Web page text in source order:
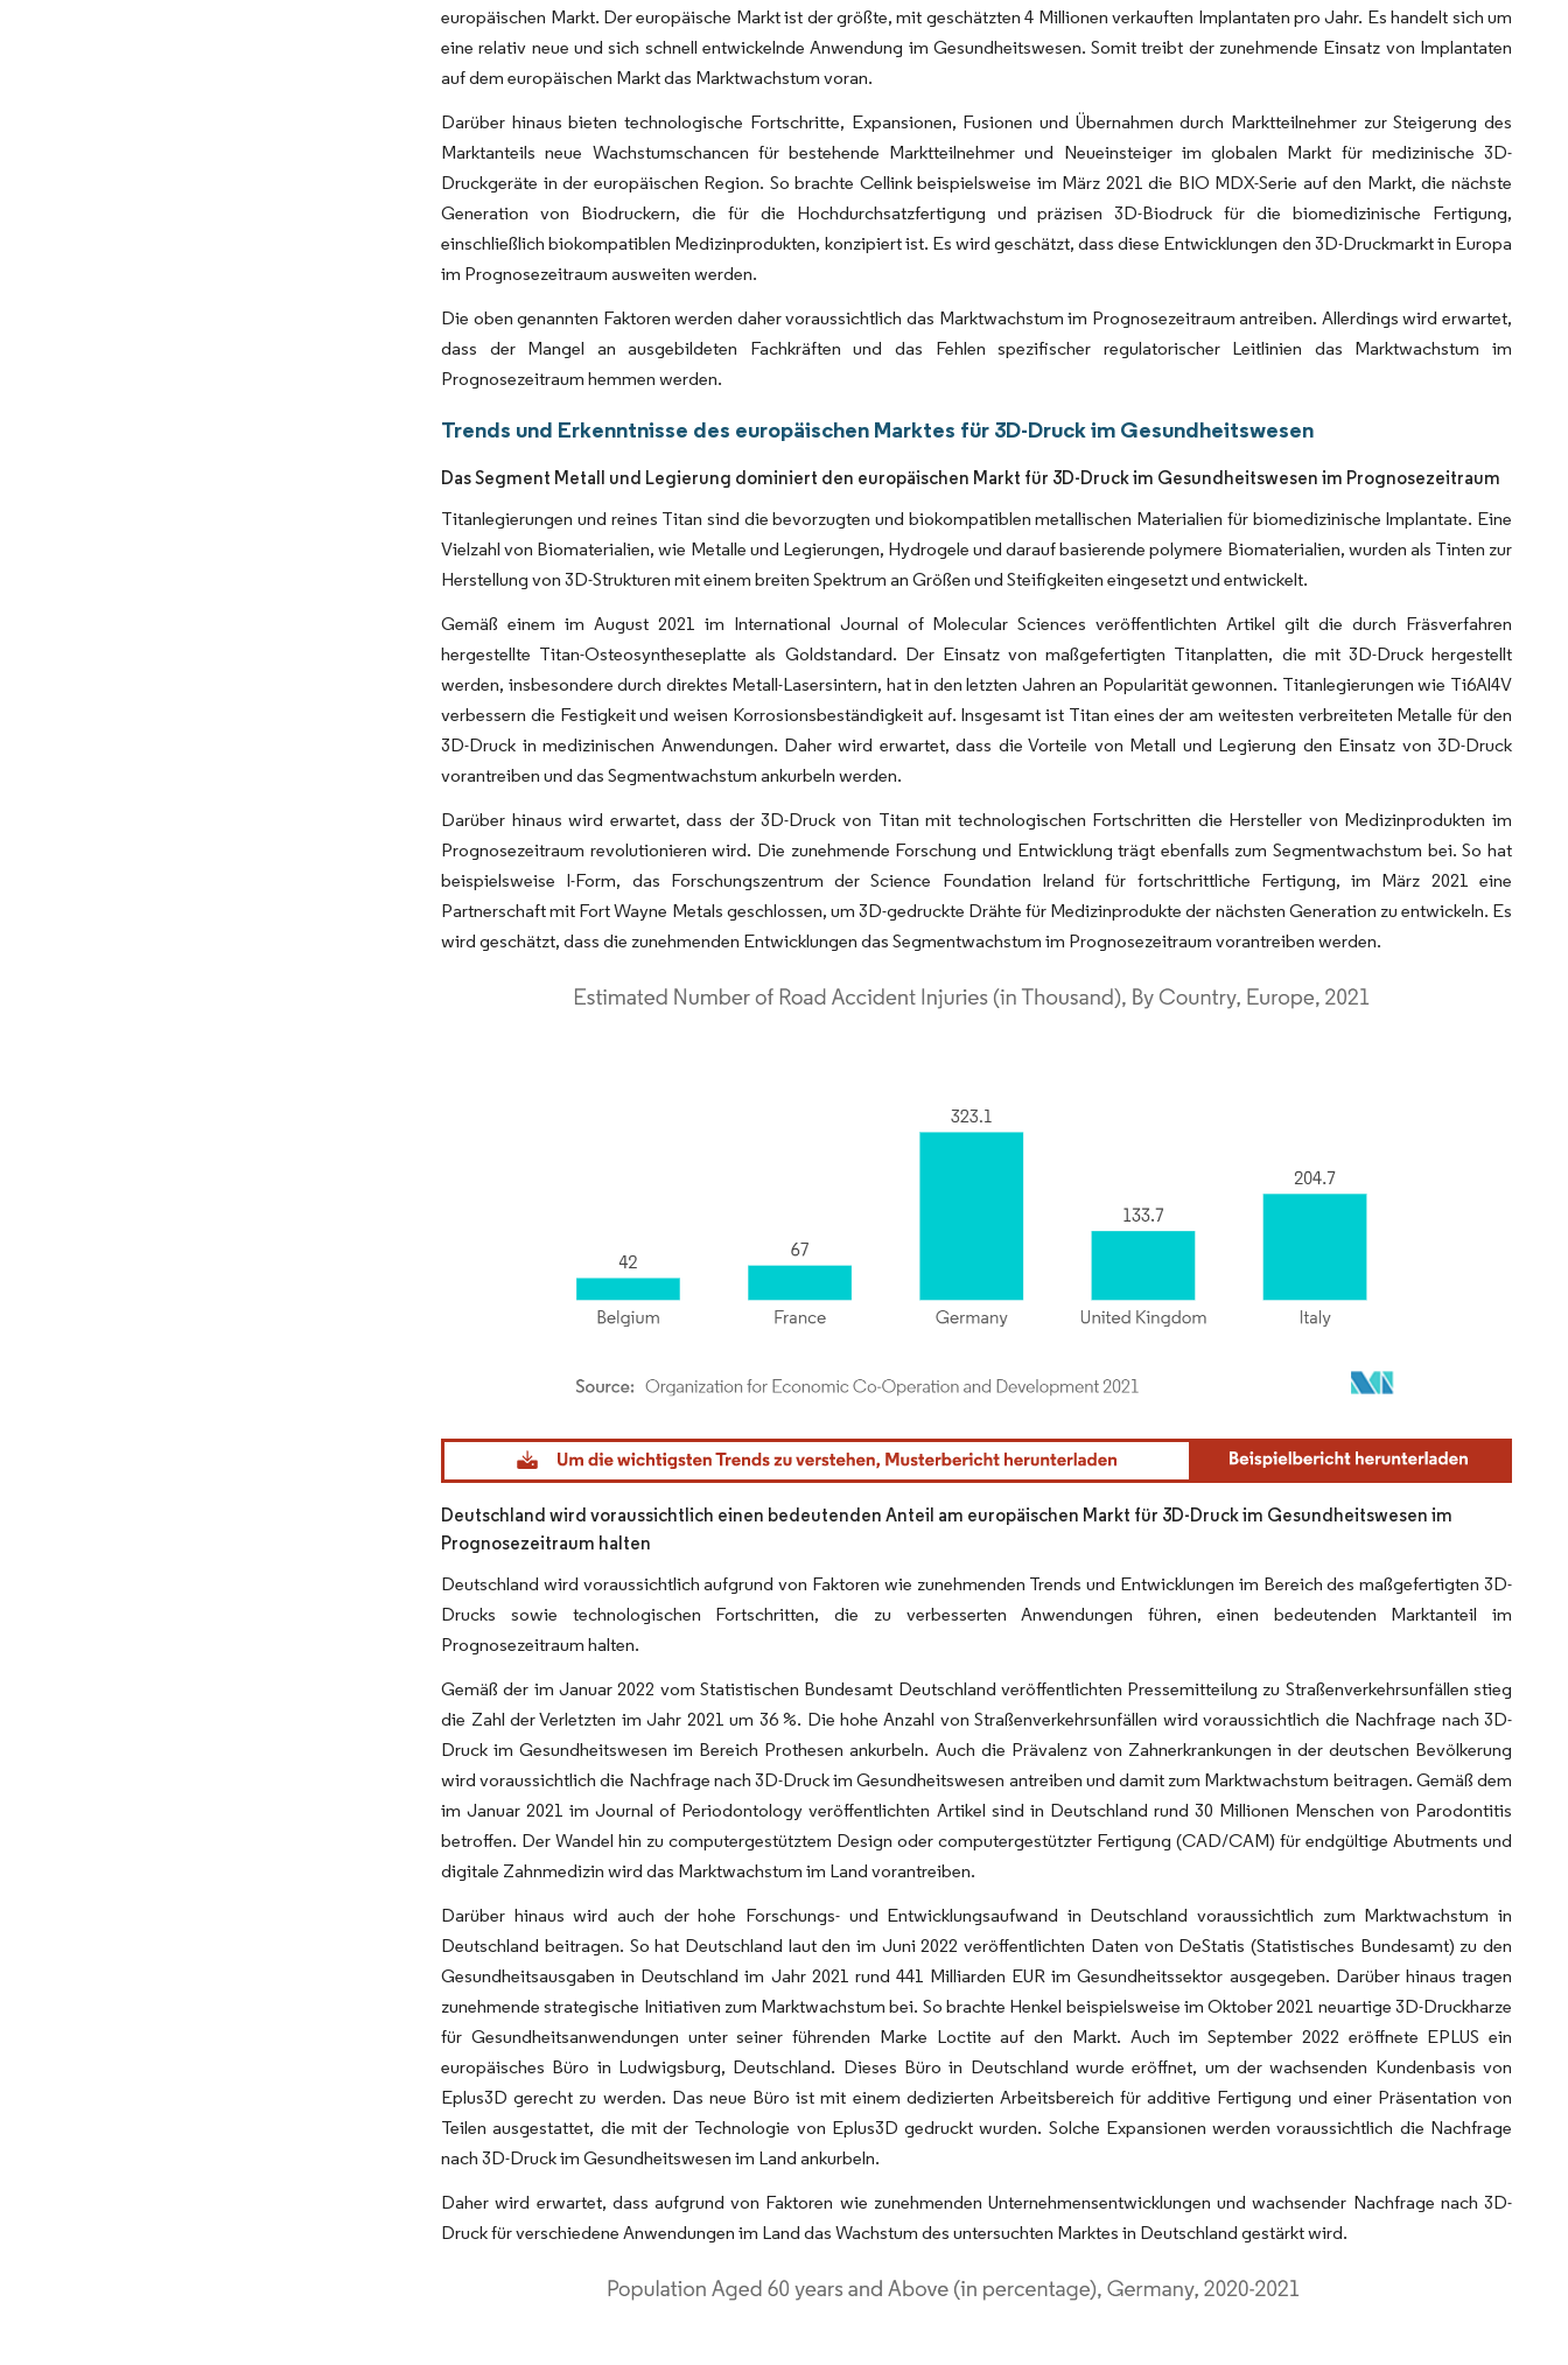
europäischen Markt. Der europäische Markt ist der größte, mit geschätzten 4 Millionen verkauften Implantaten pro Jahr. Es handelt sich um
eine relativ neue und sich schnell entwickelnde Anwendung im Gesundheitswesen. Somit treibt der zunehmende Einsatz von Implantaten
auf dem europäischen Markt das Marktwachstum voran.
Darüber hinaus bieten technologische Fortschritte, Expansionen, Fusionen und Übernahmen durch Marktteilnehmer zur Steigerung des
Marktanteils neue Wachstumschancen für bestehende Marktteilnehmer und Neueinsteiger im globalen Markt für medizinische 3D-
Druckgeräte in der europäischen Region. So brachte Cellink beispielsweise im März 2021 die BIO MDX-Serie auf den Markt, die nächste
Generation von Biodruckern, die für die Hochdurchsatzfertigung und präzisen 3D-Biodruck für die biomedizinische Fertigung,
einschließlich biokompatiblen Medizinprodukten, konzipiert ist. Es wird geschätzt, dass diese Entwicklungen den 3D-Druckmarkt in Europa
im Prognosezeitraum ausweiten werden.
Die oben genannten Faktoren werden daher voraussichtlich das Marktwachstum im Prognosezeitraum antreiben. Allerdings wird erwartet,
dass der Mangel an ausgebildeten Fachkräften und das Fehlen spezifischer regulatorischer Leitlinien das Marktwachstum im
Prognosezeitraum hemmen werden.
Trends und Erkenntnisse des europäischen Marktes für 3D-Druck im Gesundheitswesen
Das Segment Metall und Legierung dominiert den europäischen Markt für 3D-Druck im Gesundheitswesen im Prognosezeitraum
Titanlegierungen und reines Titan sind die bevorzugten und biokompatiblen metallischen Materialien für biomedizinische Implantate. Eine
Vielzahl von Biomaterialien, wie Metalle und Legierungen, Hydrogele und darauf basierende polymere Biomaterialien, wurden als Tinten zur
Herstellung von 3D-Strukturen mit einem breiten Spektrum an Größen und Steifigkeiten eingesetzt und entwickelt.
Gemäß einem im August 2021 im International Journal of Molecular Sciences veröffentlichten Artikel gilt die durch Fräsverfahren
hergestellte Titan-Osteosyntheseplatte als Goldstandard. Der Einsatz von maßgefertigten Titanplatten, die mit 3D-Druck hergestellt
werden, insbesondere durch direktes Metall-Lasersintern, hat in den letzten Jahren an Popularität gewonnen. Titanlegierungen wie Ti6Al4V
verbessern die Festigkeit und weisen Korrosionsbeständigkeit auf. Insgesamt ist Titan eines der am weitesten verbreiteten Metalle für den
3D-Druck in medizinischen Anwendungen. Daher wird erwartet, dass die Vorteile von Metall und Legierung den Einsatz von 3D-Druck
vorantreiben und das Segmentwachstum ankurbeln werden.
Darüber hinaus wird erwartet, dass der 3D-Druck von Titan mit technologischen Fortschritten die Hersteller von Medizinprodukten im
Prognosezeitraum revolutionieren wird. Die zunehmende Forschung und Entwicklung trägt ebenfalls zum Segmentwachstum bei. So hat
beispielsweise I-Form, das Forschungszentrum der Science Foundation Ireland für fortschrittliche Fertigung, im März 2021 eine
Partnerschaft mit Fort Wayne Metals geschlossen, um 3D-gedruckte Drähte für Medizinprodukte der nächsten Generation zu entwickeln. Es
wird geschätzt, dass die zunehmenden Entwicklungen das Segmentwachstum im Prognosezeitraum vorantreiben werden.
Bild © Mordor Intelligence. Wiederverwendung erfordert Namensnennung gemäß CC BY 4.0.
Deutschland wird voraussichtlich einen bedeutenden Anteil am europäischen Markt für 3D-Druck im Gesundheitswesen im
Prognosezeitraum halten
Deutschland wird voraussichtlich aufgrund von Faktoren wie zunehmenden Trends und Entwicklungen im Bereich des maßgefertigten 3D-
Drucks sowie technologischen Fortschritten, die zu verbesserten Anwendungen führen, einen bedeutenden Marktanteil im
Prognosezeitraum halten.
Gemäß der im Januar 2022 vom Statistischen Bundesamt Deutschland veröffentlichten Pressemitteilung zu Straßenverkehrsunfällen stieg
die Zahl der Verletzten im Jahr 2021 um 36 %. Die hohe Anzahl von Straßenverkehrsunfällen wird voraussichtlich die Nachfrage nach 3D-
Druck im Gesundheitswesen im Bereich Prothesen ankurbeln. Auch die Prävalenz von Zahnerkrankungen in der deutschen Bevölkerung
wird voraussichtlich die Nachfrage nach 3D-Druck im Gesundheitswesen antreiben und damit zum Marktwachstum beitragen. Gemäß dem
im Januar 2021 im Journal of Periodontology veröffentlichten Artikel sind in Deutschland rund 30 Millionen Menschen von Parodontitis
betroffen. Der Wandel hin zu computergestütztem Design oder computergestützter Fertigung (CAD/CAM) für endgültige Abutments und
digitale Zahnmedizin wird das Marktwachstum im Land vorantreiben.
Darüber hinaus wird auch der hohe Forschungs- und Entwicklungsaufwand in Deutschland voraussichtlich zum Marktwachstum in
Deutschland beitragen. So hat Deutschland laut den im Juni 2022 veröffentlichten Daten von DeStatis (Statistisches Bundesamt) zu den
Gesundheitsausgaben in Deutschland im Jahr 2021 rund 441 Milliarden EUR im Gesundheitssektor ausgegeben. Darüber hinaus tragen
zunehmende strategische Initiativen zum Marktwachstum bei. So brachte Henkel beispielsweise im Oktober 2021 neuartige 3D-Druckharze
für Gesundheitsanwendungen unter seiner führenden Marke Loctite auf den Markt. Auch im September 2022 eröffnete EPLUS ein
europäisches Büro in Ludwigsburg, Deutschland. Dieses Büro in Deutschland wurde eröffnet, um der wachsenden Kundenbasis von
Eplus3D gerecht zu werden. Das neue Büro ist mit einem dedizierten Arbeitsbereich für additive Fertigung und einer Präsentation von
Teilen ausgestattet, die mit der Technologie von Eplus3D gedruckt wurden. Solche Expansionen werden voraussichtlich die Nachfrage
nach 3D-Druck im Gesundheitswesen im Land ankurbeln.
Daher wird erwartet, dass aufgrund von Faktoren wie zunehmenden Unternehmensentwicklungen und wachsender Nachfrage nach 3D-
Druck für verschiedene Anwendungen im Land das Wachstum des untersuchten Marktes in Deutschland gestärkt wird.